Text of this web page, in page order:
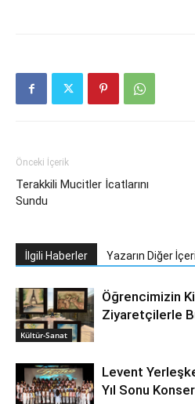
Önceki İçerik
Terakkili Mucitler İcatlarını
Sundu
İlgili Haberler Yazarın Diğer
Kültür-Sanat
Öğrencimizin
Ziyaretçilerle
Levent
Yıl Sonu